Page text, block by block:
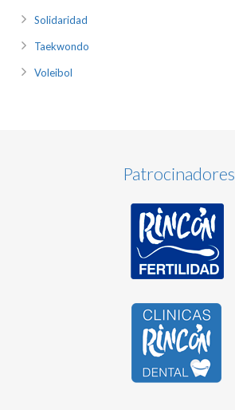
Solidaridad
Taekwondo
Voleibol
Patrocinadores